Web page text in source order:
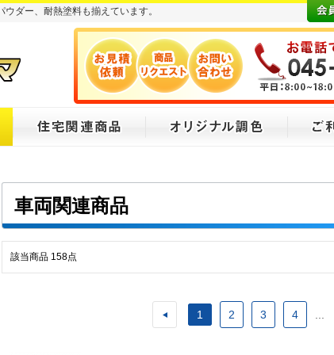
ダー、耐熱塗料も揃えています。
車両関連商品
該当商品 158点
1 2 3 4